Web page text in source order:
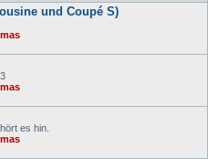
und Coupé S)
es hin.